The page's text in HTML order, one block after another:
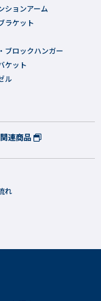
ションアーム
ラケット
ブロックハンガー
ケット
ル
連商品
れ